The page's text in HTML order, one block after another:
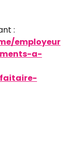
:
employeur
a-